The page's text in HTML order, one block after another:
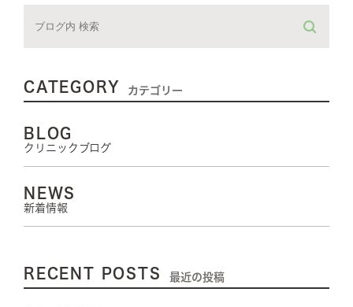
CATEGORY カテゴリー
BLOG
クリニックブログ
NEWS
新着情報
RECENT POSTS 最近の投稿